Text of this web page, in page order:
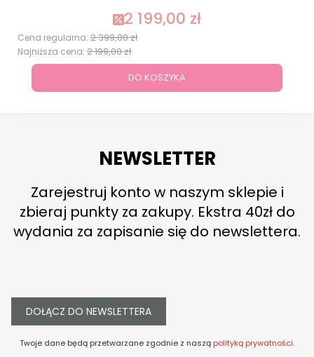
Cena promocyjna
2 199,00 zł
Cena regularna: 2 399,00 zł
Najniższa cena: 2 199,00 zł
DO KOSZYKA
NEWSLETTER
Zarejestruj konto w naszym sklepie i
zbieraj punkty za zakupy. Ekstra 40zł do
wydania za zapisanie się do newslettera.
DOŁĄCZ DO NEWSLETTERA
Twoje dane będą przetwarzane zgodnie z naszą polityką prywatności.